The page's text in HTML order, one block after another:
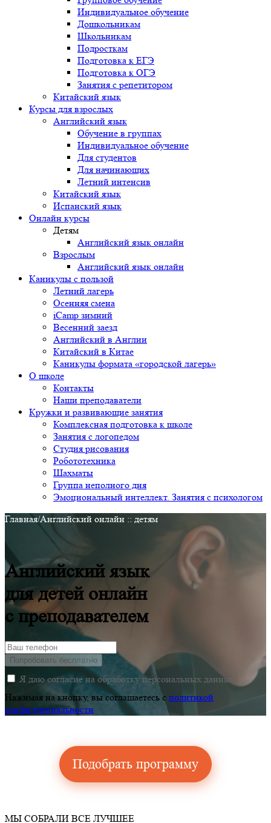
Индивидуальное обучение
Дошкольникам
Школьникам
Подросткам
Подготовка к ЕГЭ
Подготовка к ОГЭ
Занятия с репетитором
Китайский язык
Курсы для взрослых
Английский язык
Обучение в группах
Индивидуальное обучение
Для студентов
Для начинающих
Летний интенсив
Китайский язык
Испанский язык
Онлайн курсы
Детям
Английский язык онлайн
Взрослым
Английский язык онлайн
Каникулы с пользой
Летний лагерь
Осенняя смена
iCamp зимний
Весенний заезд
Английский в Англии
Китайский в Китае
Каникулы формата «городской лагерь»
О школе
Контакты
Наши преподаватели
Кружки и развивающие занятия
Комплексная подготовка к школе
Занятия с логопедом
Студия рисования
Робототехника
Шахматы
Группа неполного дня
Эмоциональный интеллект. Занятия с психологом
Главная/Английский онлайн :: детям
Английский язык
для детей онлайн
с преподавателем
Попробовать бесплатно
Я даю согласие на обработку персональных данных
Нажимая на кнопку, вы соглашаетесь c политикой
конфиденциальности
Подобрать программу
МЫ СОБРАЛИ ВСЕ ЛУЧШЕЕ